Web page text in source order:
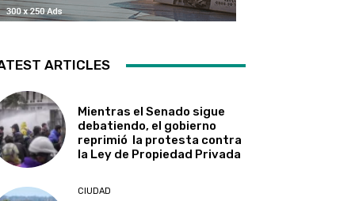
ARTICLES
Mientras el Senado sigue
debatiendo, el gobierno
reprimió la protesta contra
la Ley de Propiedad Privada
CIUDAD